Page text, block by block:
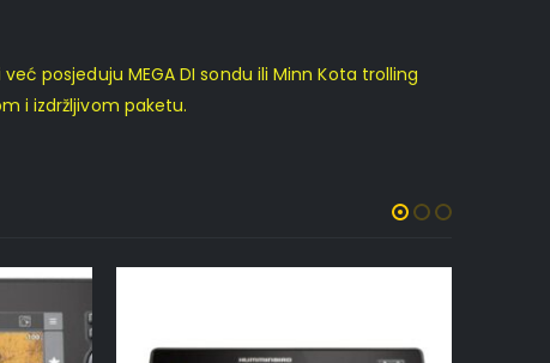
posjeduju MEGA DI sondu ili Minn Kota trolling
i izdržljivom paketu.